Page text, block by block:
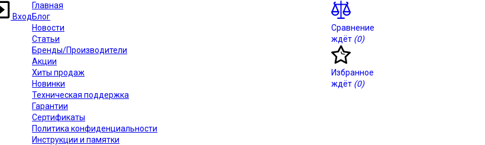
Вход
Главная
Блог
Новости
Статьи
Бренды/Производители
Акции
Хиты продаж
Новинки
Техническая поддержка
Гарантии
Сертификаты
Политика конфиденциальности
Инструкции и памятки
Сравнение
ждёт (0)
Избранное
ждёт (0)